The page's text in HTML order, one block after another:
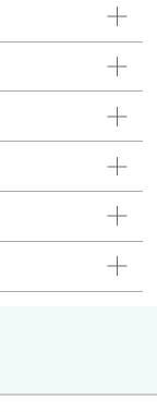
アクセン
察庁、島津
堂、野村総
、TBSテ
、U-NEXT
ールディ
金庫、電通
、ロート製
キリン、佐
都市）、神